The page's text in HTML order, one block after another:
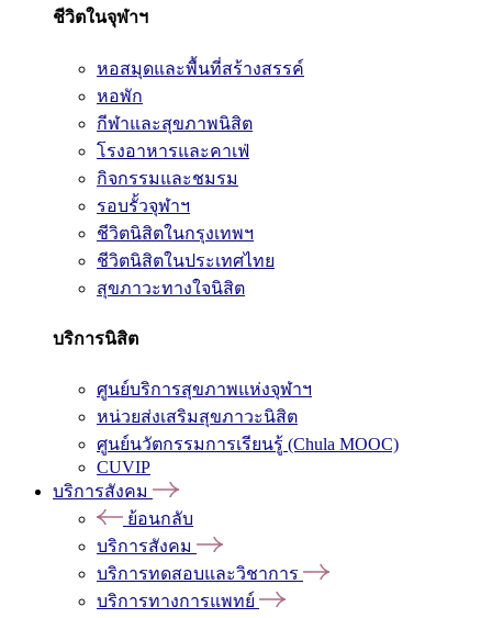
ชีวิตในจุฬาฯ
หอสมุดและพื้นที่สร้างสรรค์
หอพัก
กีฬาและสุขภาพนิสิต
โรงอาหารและคาเฟ่
กิจกรรมและชมรม
รอบรั้วจุฬาฯ
ชีวิตนิสิตในกรุงเทพฯ
ชีวิตนิสิตในประเทศไทย
สุขภาวะทางใจนิสิต
บริการนิสิต
ศูนย์บริการสุขภาพแห่งจุฬาฯ
หน่วยส่งเสริมสุขภาวะนิสิต
ศูนย์นวัตกรรมการเรียนรู้ (Chula MOOC)
CUVIP
บริการสังคม
ย้อนกลับ
บริการสังคม
บริการทดสอบและวิชาการ
บริการทางการแพทย์